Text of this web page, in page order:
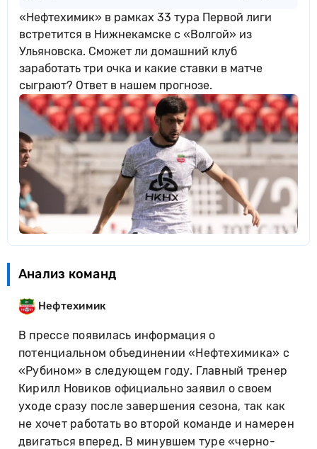
«Нефтехимик» в рамках 33 тура Первой лиги
встретится в Нижнекамске с «Волгой» из
Ульяновска. Сможет ли домашний клуб
заработать три очка и какие ставки в матче
сыграют? Ответ в нашем прогнозе.
Анализ команд
Нефтехимик
В прессе появилась информация о
потенциальном объединении «Нефтехимика» с
«Рубином» в следующем году. Главный тренер
Кирилл Новиков официально заявил о своем
уходе сразу после завершения сезона, так как
не хочет работать во второй команде и намерен
двигаться вперед. В минувшем туре «черно-